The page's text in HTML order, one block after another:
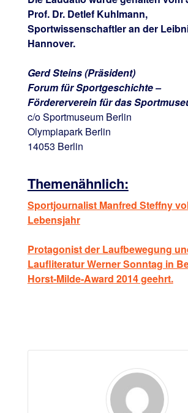
Prof. Dr. Detlef Kuhlmann,
Sportwissenschaftler an der
Hannover.
Gerd Steins (Präsident)
Forum für Sportgeschichte –
Fördererverein für das
c/o Sportmuseum Berlin
Olympiapark Berlin
14053 Berlin
Themenähnlich:
Sportjournalist Manfred Steffny
Lebensjahr
Protagonist der Laufbewegung
Laufliteratur Werner Sonntag in
Horst-Milde-Award 2014 geehrt.